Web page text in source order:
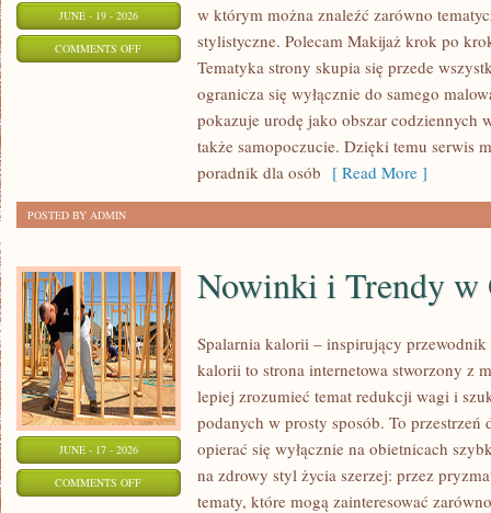
JUNE - 19 - 2026
COMMENTS OFFON
STYLIZACJE
w którym można znaleźć zarówno
stylistyczne. Polecam Makijaż krok po
Tematyka strony skupia się przede
ogranicza się wyłącznie do samego
pokazuje urodę jako obszar codziennych
także samopoczucie. Dzięki temu serwis
poradnik dla osób [ Read More ]
POSTED BY ADMIN
JUNE - 17 - 2026
COMMENTS OFFON
Nowinki i Trendy w
Spalarnia kalorii – inspirujący
kalorii to strona internetowa stworzony z
lepiej zrozumieć temat redukcji wagi i
podanych w prosty sposób. To
opierać się wyłącznie na obietnicach
na zdrowy styl życia szerzej: przez
tematy, które mogą zainteresować